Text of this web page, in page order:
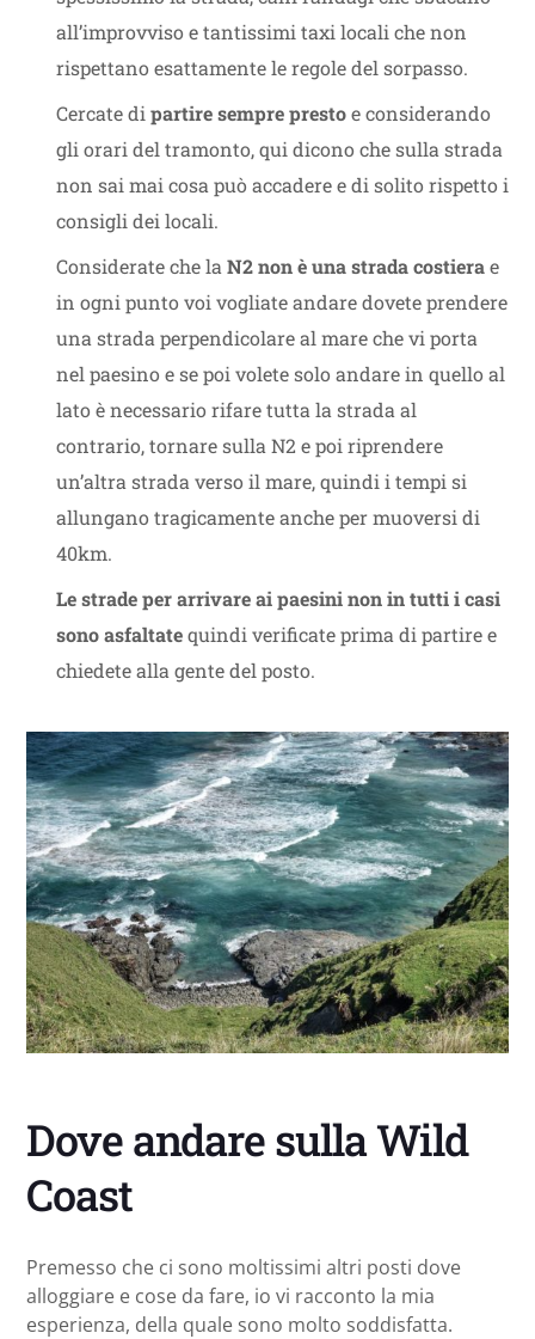
all’improvviso e tantissimi taxi locali che non
rispettano esattamente le regole del sorpasso.
Cercate di partire sempre prestoe considerando
gli orari del tramonto, qui dicono che sulla strada
non sai mai cosa può accadere e di solito rispetto i
consigli dei locali.
Considerate che la N2 non è una strada costierae
in ogni punto voi vogliate andare dovete prendere
una strada perpendicolare al mare che vi porta
nel paesino e se poi volete solo andare in quello al
lato è necessario rifare tutta la strada al
contrario, tornare sulla N2 e poi riprendere
un’altra strada verso il mare, quindi i tempi si
allungano tragicamente anche per muoversi di
40km.
Le strade per arrivare ai paesini non in tutti i casi
sono asfaltatequindi verificate prima di partire e
chiedete alla gente del posto.
Dove andare sulla Wild
Coast
Premesso che ci sono moltissimi altri posti dove
alloggiare e cose da fare, io vi racconto la mia
esperienza, della quale sono molto soddisfatta.